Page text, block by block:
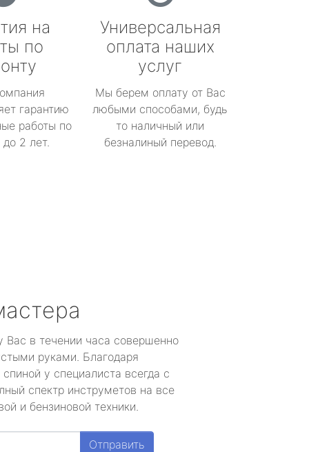
на
по
гарантию
работы по
2 лет.
Универсальная
оплата наших
услуг
Мы берем оплату от Вас
любыми способами, будь
то наличный или
безналиный перевод.
Вас в течении часа совершенно
руками. Благодаря
у специалиста всегда с
спектр инструметов на все
и бензиновой техники.
Отправить